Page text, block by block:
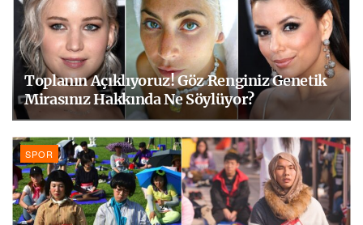
Toplanın Açıklıyoruz! Göz Renginiz Genetik
Mirasınız Hakkında Ne Söylüyor?
SPOR